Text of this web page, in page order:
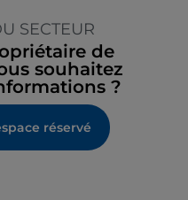
SECTEUR
de
souhaitez
?
réservé